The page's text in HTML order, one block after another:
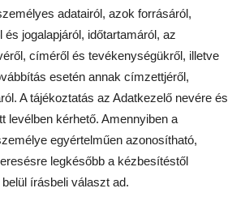
adatairól, azok forrásáról,
és jogalapjáról, időtartamáról, az
címéről és tevékenységükről, illetve
esetén annak címzettjéről,
A tájékoztatás az Adatkezelő nevére és
levélben kérhető. Amennyiben a
egyértelműen azonosítható,
legkésőbb a kézbesítéstől
írásbeli választ ad.